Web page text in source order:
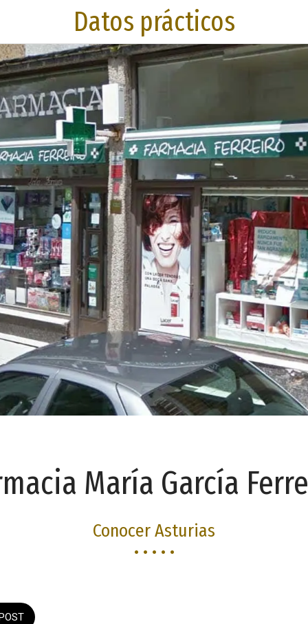
Datos prácticos
María García
Conocer Asturias
• • • • •